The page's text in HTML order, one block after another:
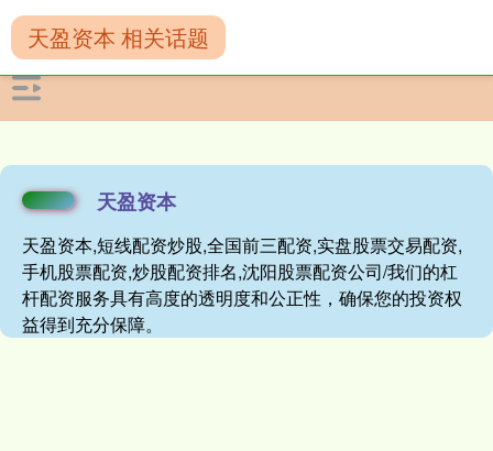
天盈资本
天盈资本,短线配资炒股,全国前三配资,实盘股票交易配资,
手机股票配资,炒股配资排名,沈阳股票配资公司/我们的杠
杆配资服务具有高度的透明度和公正性，确保您的投资权
益得到充分保障。
天盈资本 相关话题